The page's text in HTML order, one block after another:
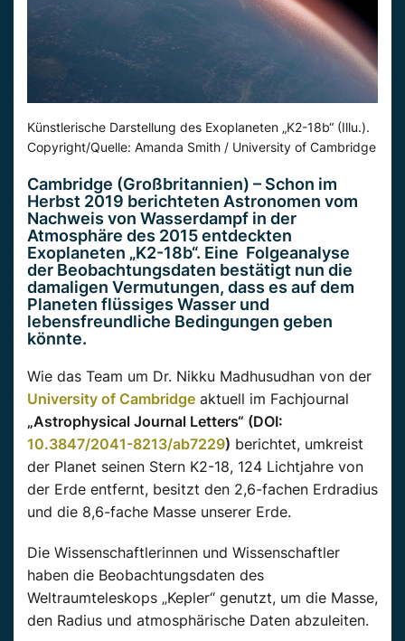
Künstlerische Darstellung des Exoplaneten „K2-18b“ (Illu.).
Copyright/Quelle: Amanda Smith / University of Cambridge
Cambridge (Großbritannien) – Schon im
Herbst 2019 berichteten Astronomen vom
Nachweis von Wasserdampf in der
Atmosphäre des 2015 entdeckten
Exoplaneten „K2-18b“. Eine Folgeanalyse
der Beobachtungsdaten bestätigt nun die
damaligen Vermutungen, dass es auf dem
Planeten flüssiges Wasser und
lebensfreundliche Bedingungen geben
könnte.
Wie das Team um Dr. Nikku Madhusudhan von der
University of Cambridge aktuell im Fachjournal
„Astrophysical Journal Letters“ (DOI:
10.3847/2041-8213/ab7229) berichtet, umkreist
der Planet seinen Stern K2-18, 124 Lichtjahre von
der Erde entfernt, besitzt den 2,6-fachen Erdradius
und die 8,6-fache Masse unserer Erde.
Die Wissenschaftlerinnen und Wissenschaftler
haben die Beobachtungsdaten des
Weltraumteleskops „Kepler“ genutzt, um die Masse,
den Radius und atmosphärische Daten abzuleiten.